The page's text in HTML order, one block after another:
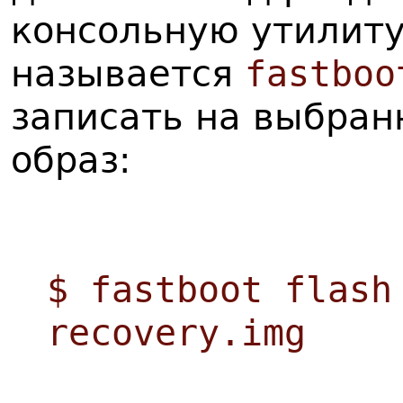
консольную
называется
записать на
образ:
$ fastboot flash
recovery.img